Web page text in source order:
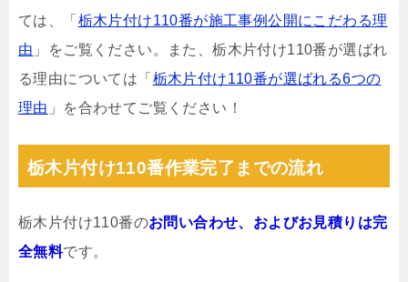
ては、「 栃木片付け110番が施工事例公開にこだわる理
由 」をご覧ください。また、栃木片付け110番が選ばれ
る理由については「 栃木片付け110番が選ばれる6つの
理由 」を合わせてご覧ください！
栃木片付け110番作業完了までの流れ
栃木片付け110番のお問い合わせ、およびお見積りは完
全無料です。